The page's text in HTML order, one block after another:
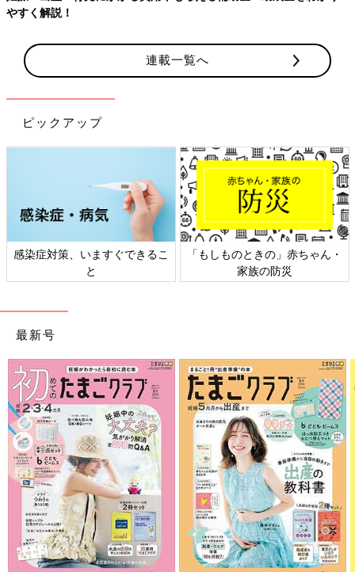
やすく解説！
連載一覧へ
ピックアップ
感染症対策、いますぐできるこ
と
「もしものときの」赤ちゃん・
家族の防災
最新号